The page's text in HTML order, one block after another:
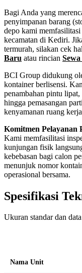
Bagi Anda yang
penyimpanan barang
depo kami
kecamatan di Kediri.
termurah, silakan cek
Baru atau rincian
BCI Group didukung
kontainer berlisensi.
penambahan pintu
hingga pemasangan
kenyamanan ruang
Komitmen Pelayanan
Kami memfasilitasi
kunjungan fisik
kebebasan bagi calon
menunjuk nomor
operasional bersama.
Spesifikasi
Ukuran standar dan
Nama Unit